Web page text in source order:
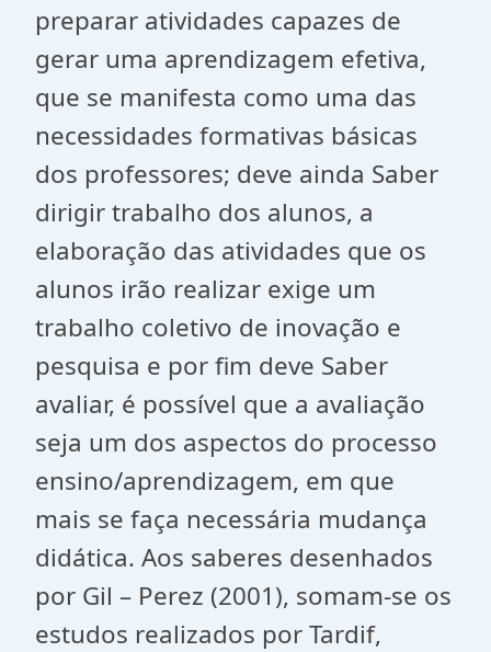
preparar atividades capazes de
gerar uma aprendizagem efetiva,
que se manifesta como uma das
necessidades formativas básicas
dos professores; deve ainda Saber
dirigir trabalho dos alunos, a
elaboração das atividades que os
alunos irão realizar exige um
trabalho coletivo de inovação e
pesquisa e por fim deve Saber
avaliar, é possível que a avaliação
seja um dos aspectos do processo
ensino/aprendizagem, em que
mais se faça necessária mudança
didática. Aos saberes desenhados
por Gil – Perez (2001), somam-se os
estudos realizados por Tardif,